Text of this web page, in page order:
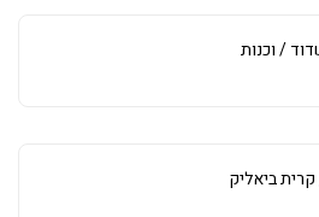
/ וכנות
ביאליק